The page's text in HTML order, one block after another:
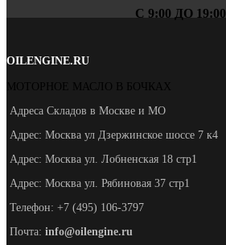
С 9:00 ДО 19:00
OILENGINE.RU
МОТОРНОЕ МАСЛО В БОЧКАХ
Адреса Складов в Москве и МО
Адрес: Москва ул Дзержинское шоссе 7 к4
Адрес: Москва ул. Лобненская 18 стр1
Адрес: Москва ул. Рябиновая 37 стр1
Телефон: +7 (495) 106-3797
Почта: info@oilengine.ru